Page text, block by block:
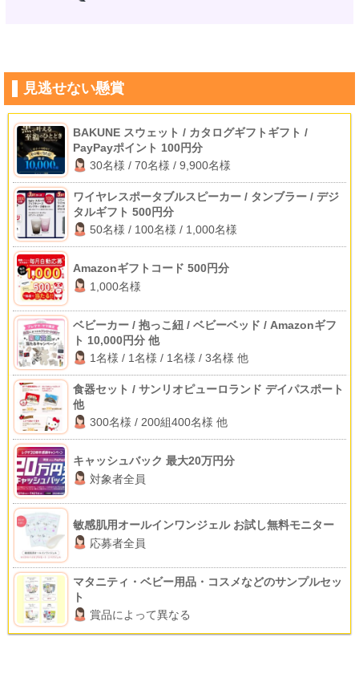
見逃せない懸賞
BAKUNE スウェット / カタログギフトギフト /
PayPayポイント 100円分
30名様 / 70名様 / 9,900名様
ワイヤレスポータブルスピーカー / タンブラー / デジ
タルギフト 500円分
50名様 / 100名様 / 1,000名様
Amazonギフトコード 500円分
1,000名様
ベビーカー / 抱っこ紐 / ベビーベッド / Amazonギフ
ト 10,000円分 他
1名様 / 1名様 / 1名様 / 3名様 他
食器セット / サンリオピューロランド デイパスポート
他
300名様 / 200組400名様 他
キャッシュバック 最大20万円分
対象者全員
敏感肌用オールインワンジェル お試し無料モニター
応募者全員
マタニティ・ベビー用品・コスメなどのサンプルセッ
ト
賞品によって異なる